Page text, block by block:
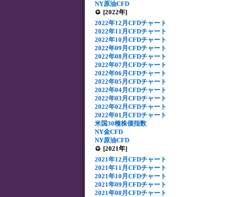
NY原油CFD
[2022年]
2022年12月CFDチャート
2022年11月CFDチャート
2022年10月CFDチャート
2022年09月CFDチャート
2022年08月CFDチャート
2022年07月CFDチャート
2022年06月CFDチャート
2022年05月CFDチャート
2022年04月CFDチャート
2022年03月CFDチャート
2022年02月CFDチャート
2022年01月CFDチャート
米国30種株価指数
NY金CFD
NY原油CFD
[2021年]
2021年12月CFDチャート
2021年11月CFDチャート
2021年10月CFDチャート
2021年09月CFDチャート
2021年08月CFDチャート